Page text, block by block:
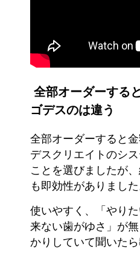
全部オーダーする
ゴデスのは違う
全部オーダーすると
デスクリエイトのシ
ことを選びましたが
も即効性がありました
使いやすく、「やり
来ない歯がゆさ」が
かりしていて聞いたら